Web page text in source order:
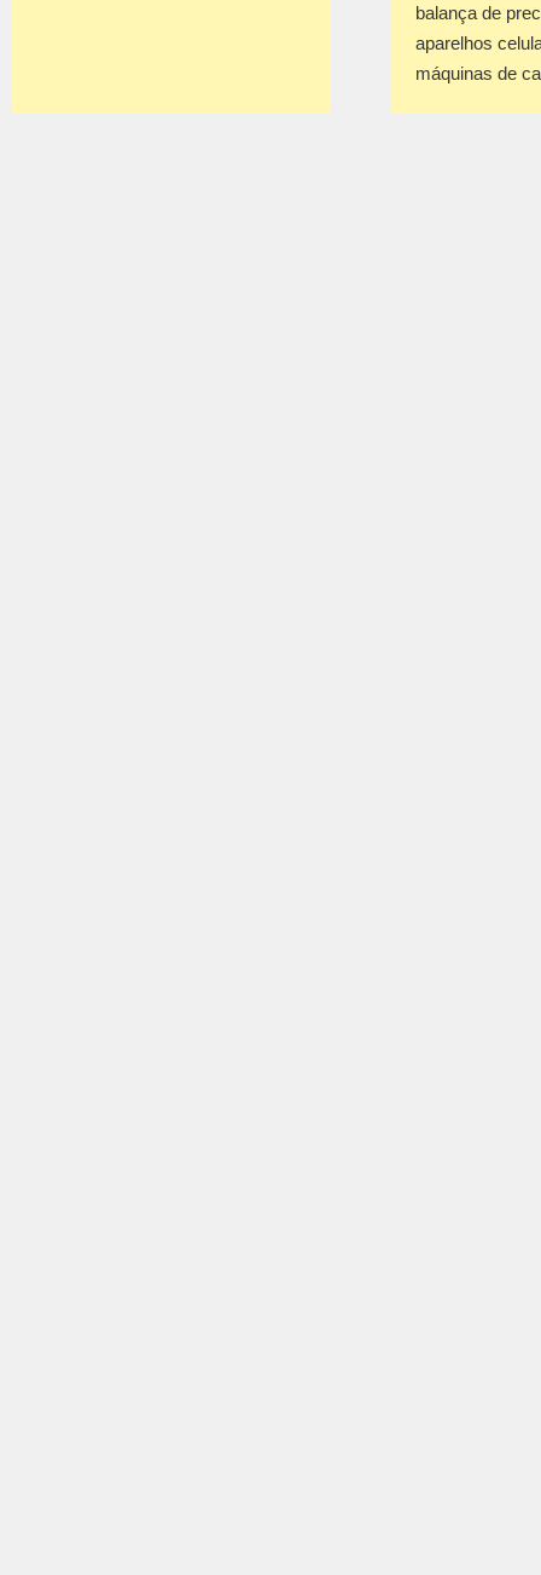
balança de
aparelhos
máquinas de